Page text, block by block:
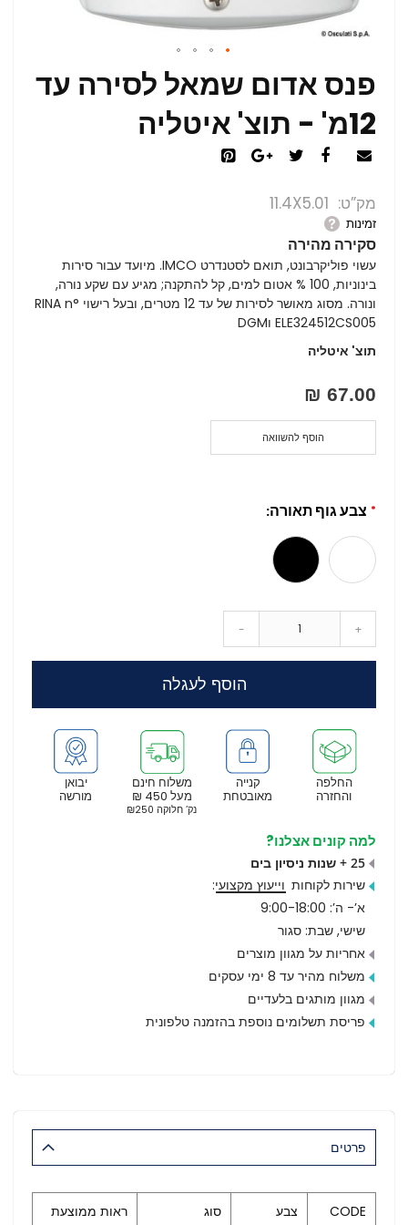
פנס אדום שמאל לסירה עד
12מ' - תוצ' איטליה
מק”ט 11.4X5.01
זמינות
סקירה מהירה
עשוי פוליקרבונט, תואם לסטנדרט IMCO. מיועד עבור סירות
בינוניות, 100 % אטום למים, קל להתקנה; מגיע עם שקע נורה,
ונורה. מסוג מאושר לסירות של עד 12 מטרים, ובעל רישוי RINA n°
ELE324512CS005 וDGM
תוצ' איטליה
67.00 ₪
צבע גוף תאורה
- +
הוסף לעגלה
הוסף להשוואה
יבואן
מורשה
משלוח חינם
מעל 450 ₪
נק’ חלוקה ₪250
קנייה
מאובטחת
החלפה
והחזרה
למה קונים אצלנו?
25 + שנות ניסיון בים
שירות לקוחות וייעוץ מקצועי:
א’- ה’: 9:00-18:00
שישי, שבת: סגור
אחריות על מגוון מוצרים
משלוח מהיר עד 8 ימי עסקים
מגוון מותגים בלעדיים
פריסת תשלומים נוספת בהזמנה טלפונית
פרטים
CODE צבע סוג ראות ממוצעת